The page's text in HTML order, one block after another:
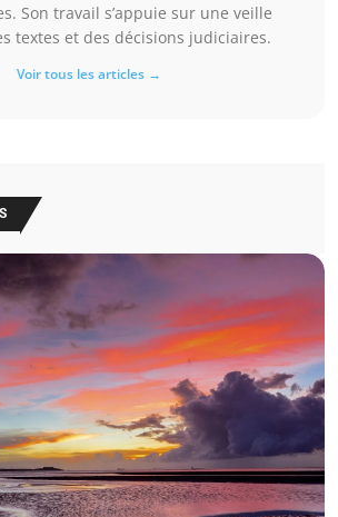
Son travail s’appuie sur une veille
textes et des décisions judiciaires.
Voir tous les articles →